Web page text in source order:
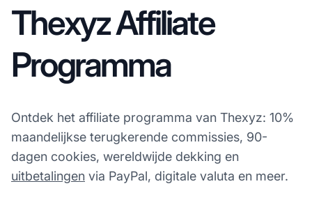
Thexyz Affiliate
Programma
Ontdek het affiliate programma van Thexyz: 10%
maandelijkse terugkerende commissies, 90-
dagen cookies, wereldwijde dekking en
uitbetalingen via PayPal, digitale valuta en meer.